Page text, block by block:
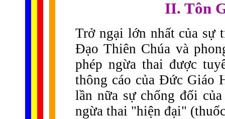
II. Tôn
Trở ngại lớn nhất của sự
Đạo Thiên Chúa và
phép ngừa thai được
thông cáo của Đức Giáo
lần nữa sự chống đối
ngừa thai "hiện đại"